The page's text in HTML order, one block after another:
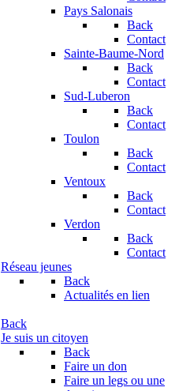
Pays Salonais
Back
Contact
Sainte-Baume-Nord
Back
Contact
Sud-Luberon
Back
Contact
Toulon
Back
Contact
Ventoux
Back
Contact
Verdon
Back
Contact
Réseau jeunes
Back
Actualités en lien
Back
Je suis un citoyen
Back
Faire un don
Faire un legs ou une